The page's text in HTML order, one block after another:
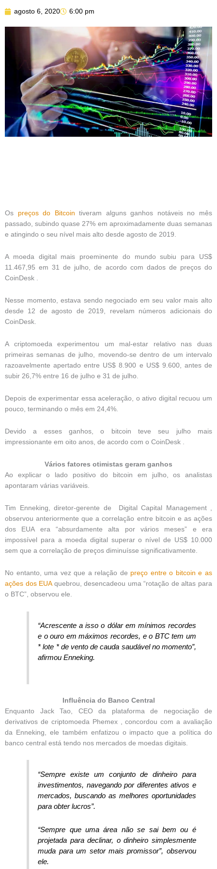
agosto 6, 2020 6:00 pm
Os preços do Bitcoin tiveram alguns ganhos notáveis ​​no mês
passado, subindo quase 27% em aproximadamente duas semanas
e atingindo o seu nível mais alto desde agosto de 2019.
A moeda digital mais proeminente do mundo subiu para US$
11.467,95 em 31 de julho, de acordo com dados de preços do
CoinDesk .
Nesse momento, estava sendo negociado em seu valor mais alto
desde 12 de agosto de 2019, revelam números adicionais do
CoinDesk.
A criptomoeda experimentou um mal-estar relativo nas duas
primeiras semanas de julho, movendo-se dentro de um intervalo
razoavelmente apertado entre US$ 8.900 e US$ 9.600, antes de
subir 26,7% entre 16 de julho e 31 de julho.
Depois de experimentar essa aceleração, o ativo digital recuou um
pouco, terminando o mês em 24,4%.
Devido a esses ganhos, o bitcoin teve seu julho mais
impressionante em oito anos, de acordo com o CoinDesk .
Vários fatores otimistas geram ganhos
Ao explicar o lado positivo do bitcoin em julho, os analistas
apontaram várias variáveis.
Tim Enneking, diretor-gerente de Digital Capital Management ,
observou anteriormente que a correlação entre bitcoin e as ações
dos EUA era “absurdamente alta por vários meses” e era
impossível para a moeda digital superar o nível de US$ 10.000
sem que a correlação de preços diminuísse significativamente.
No entanto, uma vez que a relação de preço entre o bitcoin e as
ações dos EUAquebrou, desencadeou uma “rotação de altas para
o BTC”, observou ele.
“Acrescente a isso o dólar em mínimos recordes
e o ouro em máximos recordes, e o BTC tem um
* lote * de vento de cauda saudável no momento”,
afirmou Enneking.
Influência do Banco Central
Enquanto Jack Tao, CEO da plataforma de negociação de
derivativos de criptomoeda Phemex , concordou com a avaliação
da Enneking, ele também enfatizou o impacto que a política do
banco central está tendo nos mercados de moedas digitais.
“Sempre existe um conjunto de dinheiro para
investimentos, navegando por diferentes ativos e
mercados, buscando as melhores oportunidades
para obter lucros”.
“Sempre que uma área não se sai bem ou é
projetada para declinar, o dinheiro simplesmente
muda para um setor mais promissor”, observou
ele.